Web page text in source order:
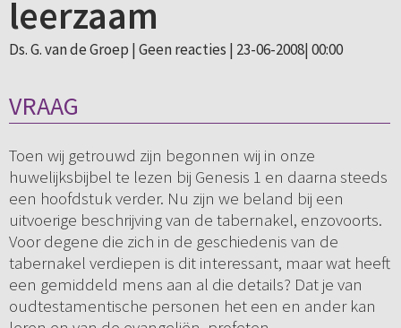
leerzaam
Ds. G. van de Groep | Geen reacties | 23-06-2008| 00:00
VRAAG
Toen wij getrouwd zijn begonnen wij in onze
huwelijksbijbel te lezen bij Genesis 1 en daarna steeds
een hoofdstuk verder. Nu zijn we beland bij een
uitvoerige beschrijving van de tabernakel, enzovoorts.
Voor degene die zich in de geschiedenis van de
tabernakel verdiepen is dit interessant, maar wat heeft
een gemiddeld mens aan al die details? Dat je van
oudtestamentische personen het een en ander kan